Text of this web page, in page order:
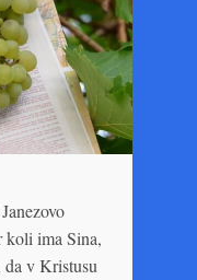
koli ima Sina,
da v Kristusu